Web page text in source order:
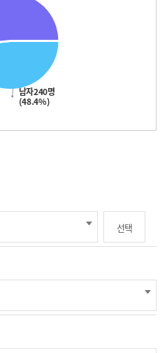
남자240명
(48.4%)
선택